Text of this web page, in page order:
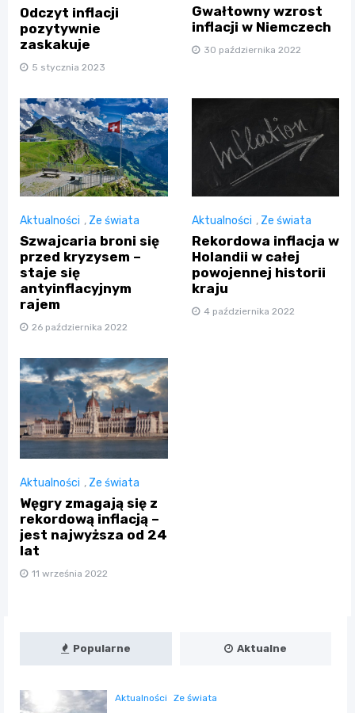
Odczyt inflacji
pozytywnie
zaskakuje
5 stycznia 2023
Gwałtowny wzrost
inflacji w Niemczech
30 października 2022
Aktualności , Ze świata
Szwajcaria broni się
przed kryzysem –
staje się
antyinflacyjnym
rajem
26 października 2022
Aktualności , Ze świata
Rekordowa inflacja w
Holandii w całej
powojennej historii
kraju
4 października 2022
Aktualności , Ze świata
Węgry zmagają się z
rekordową inflacją –
jest najwyższa od 24
lat
11 września 2022
Popularne Aktualne
Aktualności Ze świata